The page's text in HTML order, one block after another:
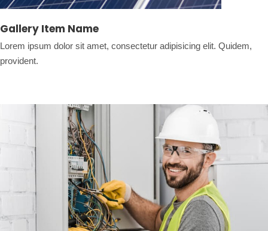
Gallery Item Name
Lorem ipsum dolor sit amet, consectetur adipisicing elit. Quidem,
provident.